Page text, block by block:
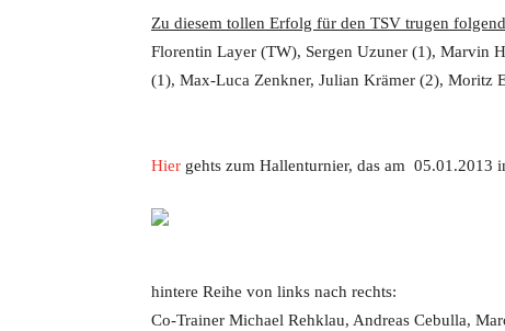
Zu diesem tollen Erfolg für den TSV trugen
Florentin Layer (TW), Sergen Uzuner (1), Marvin
(1), Max-Luca Zenkner, Julian Krämer (2), Moritz
Hier gehts zum Hallenturnier, das am 05.01.2013
hintere Reihe von links nach rechts:
Co-Trainer Michael Rehklau, Andreas Cebulla,